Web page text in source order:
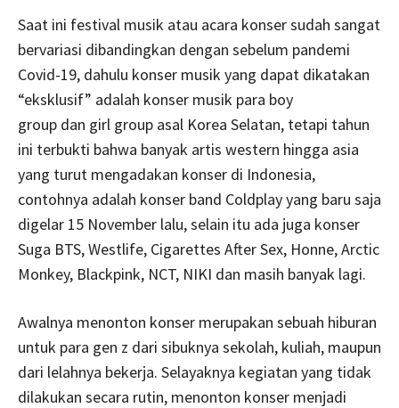
Saat ini festival musik atau acara konser sudah sangat
bervariasi dibandingkan dengan sebelum pandemi
Covid-19, dahulu konser musik yang dapat dikatakan
“eksklusif” adalah konser musik para boy
group dan girl group asal Korea Selatan, tetapi tahun
ini terbukti bahwa banyak artis western hingga asia
yang turut mengadakan konser di Indonesia,
contohnya adalah konser band Coldplay yang baru saja
digelar 15 November lalu, selain itu ada juga konser
Suga BTS, Westlife, Cigarettes After Sex, Honne, Arctic
Monkey, Blackpink, NCT, NIKI dan masih banyak lagi.
Awalnya menonton konser merupakan sebuah hiburan
untuk para gen z dari sibuknya sekolah, kuliah, maupun
dari lelahnya bekerja. Selayaknya kegiatan yang tidak
dilakukan secara rutin, menonton konser menjadi